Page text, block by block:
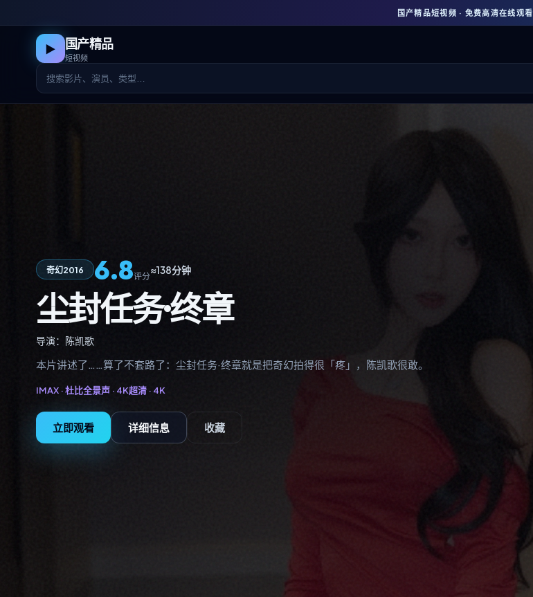
国产精品短视频 · 免费高清在线观看
▶ 国产精品
短视频
奇幻2016 6.8评分
≈138分钟
尘封任务·终章
导演： 陈凯歌
本片讲述了……算了不套路了：尘封任务·终章就是把奇幻拍得很「疼」，陈凯歌很敢。
IMAX · 杜比全景声 · 4K超清 · 4K
立即观看 详细信息 收藏